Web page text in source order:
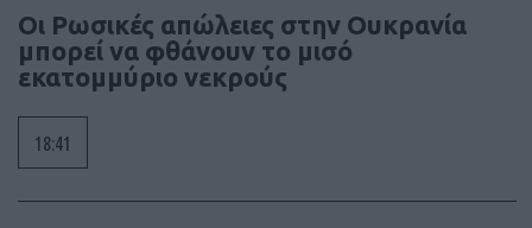
Οι Ρωσικές απώλειες στην Ουκρανία
μπορεί να φθάνουν το μισό
εκατομμύριο νεκρούς
18:41